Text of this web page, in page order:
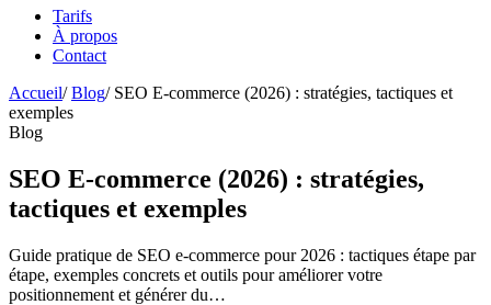
Tarifs
À propos
Contact
Accueil/ Blog/ SEO E-commerce (2026) : stratégies, tactiques et
exemples
Blog
SEO E-commerce (2026) : stratégies,
tactiques et exemples
Guide pratique de SEO e-commerce pour 2026 : tactiques étape par
étape, exemples concrets et outils pour améliorer votre
positionnement et générer du…